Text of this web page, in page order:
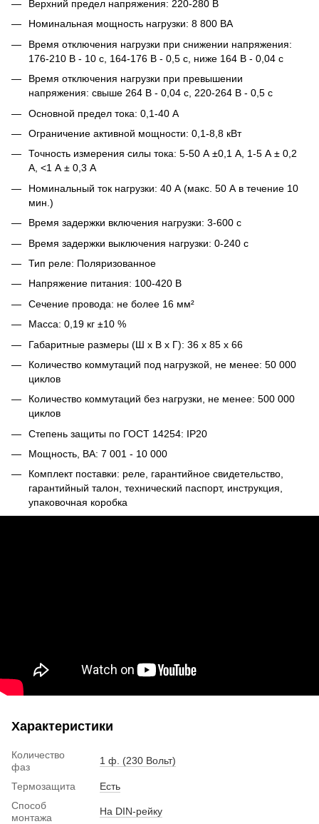
Верхний предел напряжения: 220-280 В
Номинальная мощность нагрузки: 8 800 ВА
Время отключения нагрузки при снижении напряжения:
176-210 В - 10 с, 164-176 В - 0,5 с, ниже 164 В - 0,04 с
Время отключения нагрузки при превышении
напряжения: свыше 264 В - 0,04 с, 220-264 В - 0,5 с
Основной предел тока: 0,1-40 А
Ограничение активной мощности: 0,1-8,8 кВт
Точность измерения силы тока: 5-50 А ±0,1 А, 1-5 А ± 0,2
А, <1 А ± 0,3 А
Номинальный ток нагрузки: 40 А (макс. 50 А в течение 10
мин.)
Время задержки включения нагрузки: 3-600 с
Время задержки выключения нагрузки: 0-240 с
Тип реле: Поляризованное
Напряжение питания: 100-420 В
Сечение провода: не более 16 мм²
Масса: 0,19 кг ±10 %
Габаритные размеры (Ш х В х Г): 36 х 85 х 66
Количество коммутаций под нагрузкой, не менее: 50 000
циклов
Количество коммутаций без нагрузки, не менее: 500 000
циклов
Степень защиты по ГОСТ 14254: IP20
Мощность, ВА: 7 001 - 10 000
Комплект поставки: реле, гарантийное свидетельство,
гарантийный талон, технический паспорт, инструкция,
упаковочная коробка
Характеристики
Количество
фаз
1 ф. (230 Вольт)
Термозащита
Есть
Способ
монтажа
На DIN-рейку